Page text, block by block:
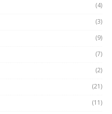
(4)
(3)
(9)
(7)
(2)
(21)
(11)